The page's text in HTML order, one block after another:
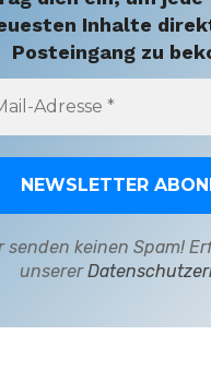
Inhalte
Posteingang zu
senden keinen Spam!
unserer